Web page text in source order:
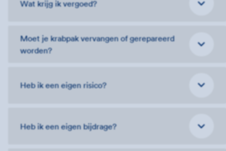
Wat krijg ik vergoed?
Moet je krabpak vervangen of gerepareerd
worden?
Heb ik een eigen risico?
Heb ik een eigen bijdrage?